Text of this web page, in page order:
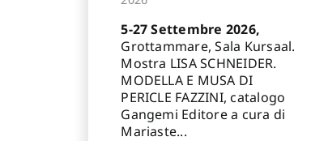
5-27 Settembre 2026,
Grottammare, Sala Kursaal.
Mostra LISA SCHNEIDER.
MODELLA E MUSA DI
PERICLE FAZZINI, catalogo
Gangemi Editore a cura di
Mariaste...